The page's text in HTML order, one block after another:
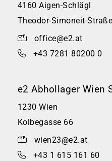
4160 Aigen-Schlägl
Theodor-Simoneit-
office@e2.at
+43 7281 80200 0
e2 Abhollager Wien
1230 Wien
Kolbegasse 66
wien23@e2.at
+43 1 615 161 60